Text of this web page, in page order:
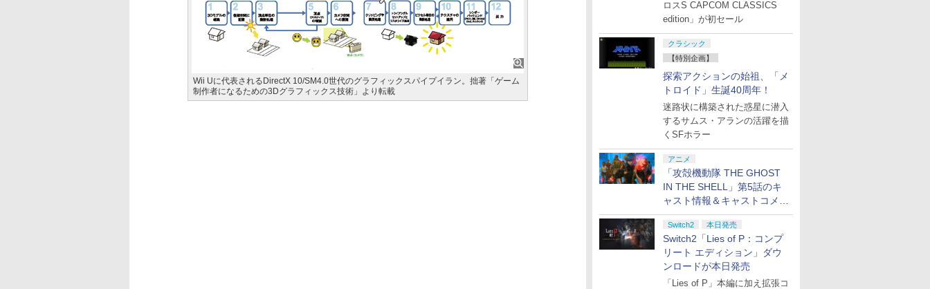
ロスS CAPCOM CLASSICS
edition」が初セール
クラシック
【特別企画】
探索アクションの始祖、「メ
トロイド」生誕40周年！
迷路状に構築された惑星に潜入
するサムス・アランの活躍を描
くSFホラー
アニメ
「攻殻機動隊 THE GHOST
IN THE SHELL」第5話のキ
ャスト情報＆キャストコメン
ト、エンドカードを公開！
Switch2 本日発売
Switch2「Lies of P：コンプ
リート エディション」ダウ
ンロードが本日発売
「Lies of P」本編に加え拡張コ
Wii Uに代表されるDirectX 10/SM4.0世代のグラフィックスパイプイラン。拙著「ゲーム
制作者になるための3Dグラフィックス技術」より転載